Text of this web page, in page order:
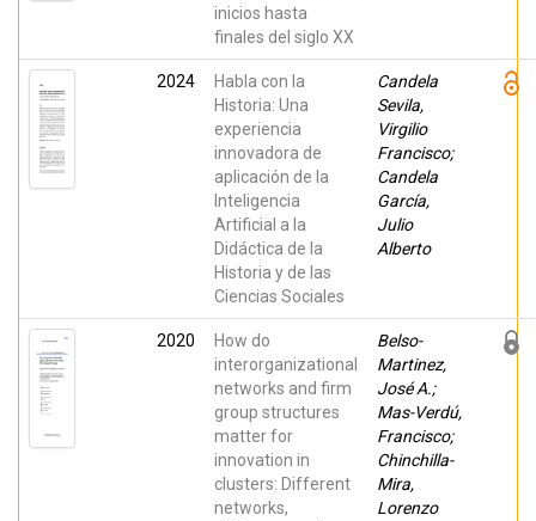
inicios hasta
finales del siglo XX
2024
Habla con la
Historia: Una
experiencia
innovadora de
aplicación de la
Inteligencia
Artificial a la
Didáctica de la
Historia y de las
Ciencias Sociales
Candela
Sevila,
Virgilio
Francisco;
Candela
García,
Julio
Alberto
2020
How do
interorganizational
networks and firm
group structures
matter for
innovation in
clusters: Different
networks,
Belso-
Martinez,
José A.;
Mas-Verdú,
Francisco;
Chinchilla-
Mira,
Lorenzo